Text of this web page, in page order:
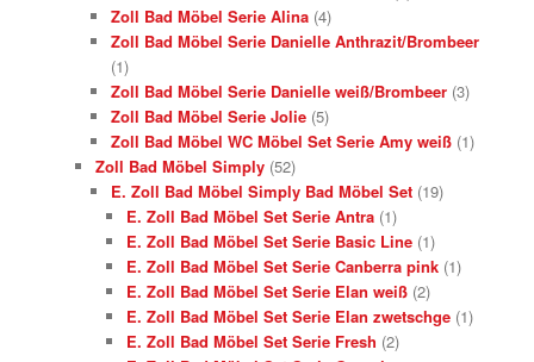
Zoll Bad Möbel Serie Alina (4)
Zoll Bad Möbel Serie Danielle Anthrazit/Brombeer
(1)
Zoll Bad Möbel Serie Danielle weiß/Brombeer (3)
Zoll Bad Möbel Serie Jolie (5)
Zoll Bad Möbel WC Möbel Set Serie Amy weiß (1)
Zoll Bad Möbel Simply (52)
E. Zoll Bad Möbel Simply Bad Möbel Set (19)
E. Zoll Bad Möbel Set Serie Antra (1)
E. Zoll Bad Möbel Set Serie Basic Line (1)
E. Zoll Bad Möbel Set Serie Canberra pink (1)
E. Zoll Bad Möbel Set Serie Elan weiß (2)
E. Zoll Bad Möbel Set Serie Elan zwetschge (1)
E. Zoll Bad Möbel Set Serie Fresh (2)